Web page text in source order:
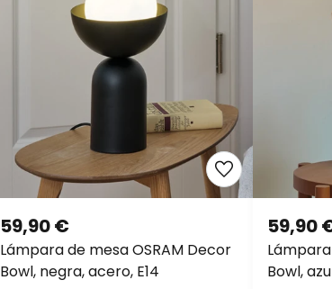
Lámpara de mesa OSRAM Decor
Bowl, negra, acero, E14
59,90 €
Bowl,
59,90